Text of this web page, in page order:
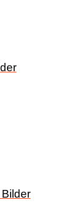
Bilder